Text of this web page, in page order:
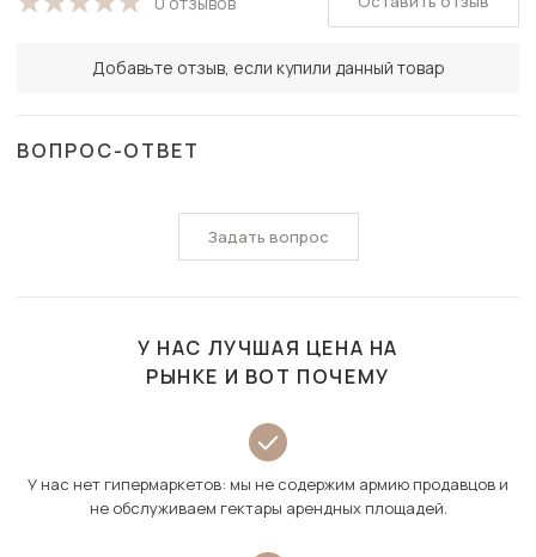
Добавьте отзыв, если купили данный товар
ВОПРОС-ОТВЕТ
Задать вопрос
У НАС ЛУЧШАЯ ЦЕНА НА
РЫНКЕ И ВОТ ПОЧЕМУ
У нас нет гипермаркетов: мы не содержим армию продавцов и
не обслуживаем гектары арендных площадей.